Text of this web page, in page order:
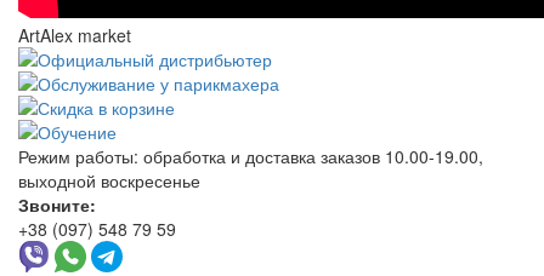
ArtAlex market
Режим работы: обработка и доставка заказов 10.00-19.00,
выходной воскресенье
Звоните:
+38 (097) 548 79 59